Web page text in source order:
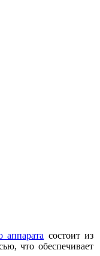
аппарата состоит из
что обеспечивает